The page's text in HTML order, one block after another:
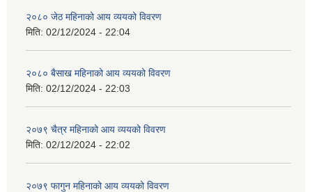
२०८० जेठ महिनाको आय व्ययको विवरण
मिति: 02/12/2024 - 22:04
२०८० बैसाख महिनाको आय व्ययको विवरण
मिति: 02/12/2024 - 22:03
२०७९ चैत्र महिनाको आय व्ययको विवरण
मिति: 02/12/2024 - 22:02
२०७९ फागुन महिनाको आय व्ययको विवरण